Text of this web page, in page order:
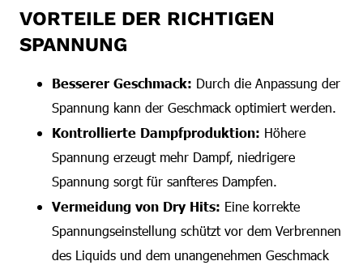
VORTEILE DER RICHTIGEN
SPANNUNG
Besserer Geschmack: Durch die Anpassung der
Spannung kann der Geschmack optimiert werden.
Kontrollierte Dampfproduktion: Höhere
Spannung erzeugt mehr Dampf, niedrigere
Spannung sorgt für sanfteres Dampfen.
Vermeidung von Dry Hits: Eine korrekte
Spannungseinstellung schützt vor dem Verbrennen
des Liquids und dem unangenehmen Geschmack